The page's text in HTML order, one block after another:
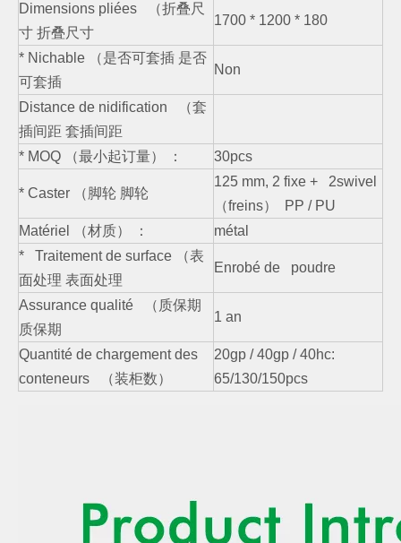
Dimensions pliées （折叠尺
寸 折叠尺寸
1700 * 1200 * 180
* Nichable （是否可套插 是否
可套插
Non
Distance de nidification （套
插间距 套插间距
* MOQ （最小起订量） ：
30pcs
* Caster （脚轮 脚轮
125 mm, 2 fixe + 2swivel
（freins） PP / PU
Matériel （材质） ：
métal
* Traitement de surface （表
面处理 表面处理
Enrobé de poudre
Assurance qualité （质保期
质保期
1 an
Quantité de chargement des
conteneurs （装柜数）
20gp / 40gp / 40hc:
65/130/150pcs